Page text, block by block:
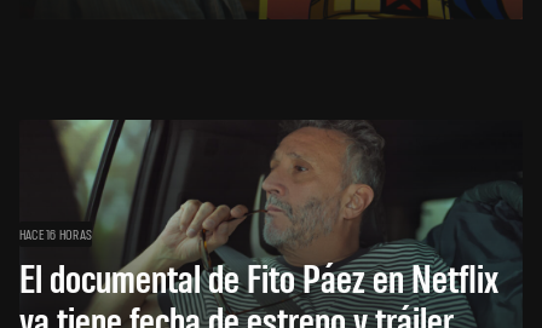
HACE 16 HORAS
El documental de Fito Páez en Netflix